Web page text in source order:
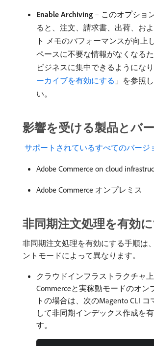
Enable Archiving – このオプショ
ると、注文、請求書、出荷、お
ト メモのパフォーマンスが向上
ペースに不要な情報がなくなる
ビジネスに集中できるようにな
ーカイブを有効にする 」を参照
い。
影響を受ける製品とバ
サポートされているすべてのバージ
Adobe Commerce on cloud
Adobe Commerce オンプレミス
非同期注文処理を有効
非同期注文処理を有効にする手順は
ントモードによって異なります。
クラウドインフラストラクチャ
Commerceと実稼動モードのオン
トの場合は、次のMagento CLI
して非同期インデックス作成を
す。